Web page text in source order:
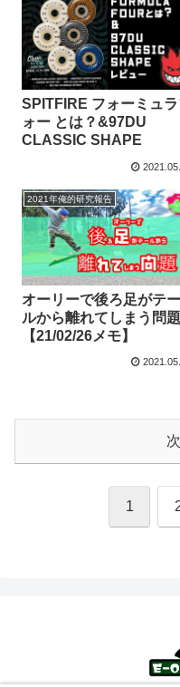
SPITFIRE フォーミュラ
ォー とは？&97DU
CLASSIC SHAPE
2021年俺的研究報告
オーリーで後ろ足がテー
ルから離れてしまう問題
【21/02/26メモ】
1